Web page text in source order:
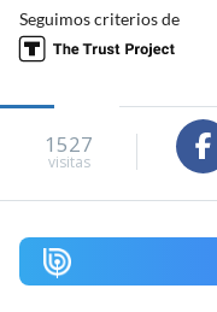
Seguimos criterios de
1527
visitas